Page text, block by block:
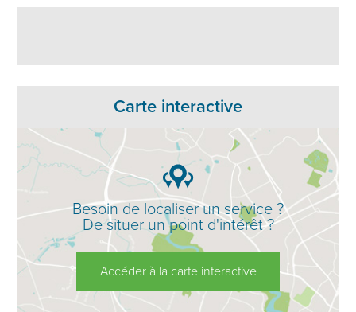
Carte interactive
Besoin de localiser un service ?
De situer un point d'intérêt ?
Accéder à la carte interactive